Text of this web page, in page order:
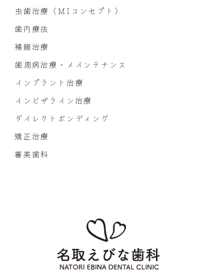
虫歯治療（MIコンセプト）
歯内療法
補綴治療
歯周病治療・メインテナンス
インプラント治療
インビザライン治療
ダイレクトボンディング
矯正治療
審美歯科